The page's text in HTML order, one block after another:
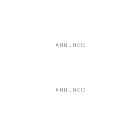
ANNUNCIO
ANNUNCIO